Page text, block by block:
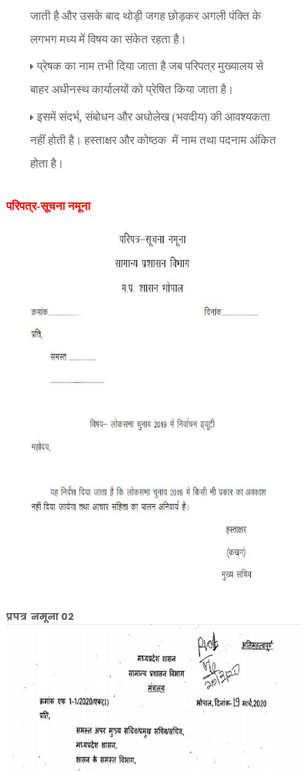
जाती है और उसके बाद थोड़ी जगह छोड़कर अगली पंक्ति के
लगभग मध्य में विषय का संकेत रहता है।
प्रेषक का नाम तभी दिया जाता है जब परिपत्र मुख्यालय से
बाहर अधीनस्थ कार्यालयों को प्रेषित किया जाता है।
इसमें संदर्भ, संबोधन और अधोलेख (भवदीय) की आवश्यकता
नहीं होती है। हस्ताक्षर और कोष्ठक में नाम तथा पदनाम अंकित
होता है।
परिपत्र-सूचना नमूना
प्रपत्र नमूना 02